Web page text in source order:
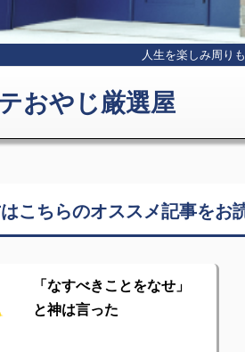
人生を楽しみ周り
おやじ厳選屋
こちらのオススメ記事をお
「なすべきことをなせ」
と神は言った